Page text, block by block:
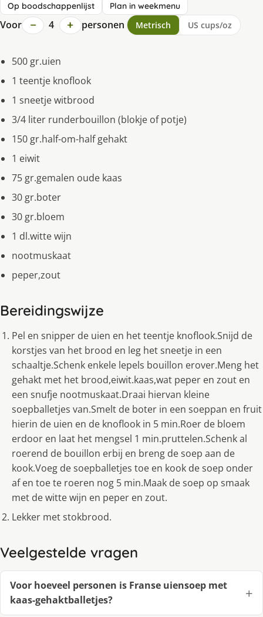
Op boodschappenlijst Plan in weekmenu
Voor − 4 + personen Metrisch US cups/oz
500 gr.uien
1 teentje knoflook
1 sneetje witbrood
3/4 liter runderbouillon (blokje of potje)
150 gr.half-om-half gehakt
1 eiwit
75 gr.gemalen oude kaas
30 gr.boter
30 gr.bloem
1 dl.witte wijn
nootmuskaat
peper,zout
Bereidingswijze
Pel en snipper de uien en het teentje knoflook.Snijd de
korstjes van het brood en leg het sneetje in een
schaaltje.Schenk enkele lepels bouillon erover.Meng het
gehakt met het brood,eiwit.kaas,wat peper en zout en
een snufje nootmuskaat.Draai hiervan kleine
soepballetjes van.Smelt de boter in een soeppan en fruit
hierin de uien en de knoflook in 5 min.Roer de bloem
erdoor en laat het mengsel 1 min.pruttelen.Schenk al
roerend de bouillon erbij en breng de soep aan de
kook.Voeg de soepballetjes toe en kook de soep onder
af en toe te roeren nog 5 min.Maak de soep op smaak
met de witte wijn en peper en zout.
Lekker met stokbrood.
Veelgestelde vragen
Voor hoeveel personen is Franse uiensoep met
kaas-gehaktballetjes?